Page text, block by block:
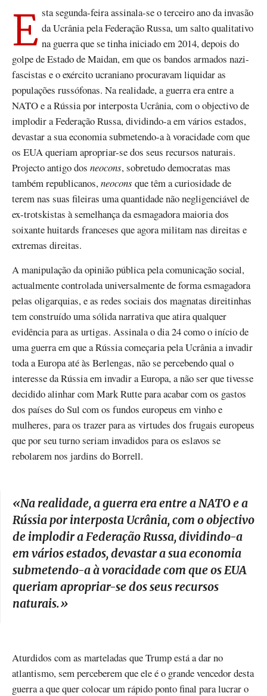
Esta segunda-feira assinala-se o terceiro ano da invasão da Ucrânia pela Federação Russa, um salto qualitativo
na guerra que se tinha iniciado em 2014, depois do
golpe de Estado de Maidan, em que os bandos armados nazi-
fascistas e o exército ucraniano procuravam liquidar as
populações russófonas. Na realidade, a guerra era entre a
NATO e a Rússia por interposta Ucrânia, com o objectivo de
implodir a Federação Russa, dividindo-a em vários estados,
devastar a sua economia submetendo-a à voracidade com que
os EUA queriam apropriar-se dos seus recursos naturais.
Projecto antigo dos neocons, sobretudo democratas mas
também republicanos,neocons que têm a curiosidade de
terem nas suas fileiras uma quantidade não negligenciável de
ex-trotskistas à semelhança da esmagadora maioria dos
soixante huitards franceses que agora militam nas direitas e
extremas direitas.
A manipulação da opinião pública pela comunicação social,
actualmente controlada universalmente de forma esmagadora
pelas oligarquias, e as redes sociais dos magnatas direitinhas
tem construído uma sólida narrativa que atira qualquer
evidência para as urtigas. Assinala o dia 24 como o início de
uma guerra em que a Rússia começaria pela Ucrânia a invadir
toda a Europa até às Berlengas, não se percebendo qual o
interesse da Rússia em invadir a Europa, a não ser que tivesse
decidido alinhar com Mark Rutte para acabar com os gastos
dos países do Sul com os fundos europeus em vinho e
mulheres, para os trazer para as virtudes dos frugais europeus
que por seu turno seriam invadidos para os eslavos se
rebolarem nos jardins do Borrell.
«Na realidade, a guerra era entre a NATO e a
Rússia por interposta Ucrânia, com o objectivo
de implodir a Federação Russa, dividindo-a
em vários estados, devastar a sua economia
submetendo-a à voracidade com que os EUA
queriam apropriar-se dos seus recursos
naturais.»
Aturdidos com as marteladas que Trump está a dar no
atlantismo, sem perceberem que ele é o grande vencedor desta
guerra a que quer colocar um rápido ponto final para lucrar o